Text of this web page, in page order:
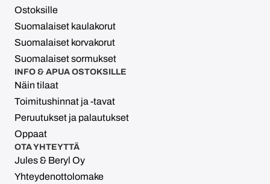
Ostoksille
Suomalaiset kaulakorut
Suomalaiset korvakorut
Suomalaiset sormukset
INFO & APUA OSTOKSILLE
Näin tilaat
Toimitushinnat ja -tavat
Peruutukset ja palautukset
Oppaat
OTA YHTEYTTÄ
Jules & Beryl Oy
Yhteydenottolomake